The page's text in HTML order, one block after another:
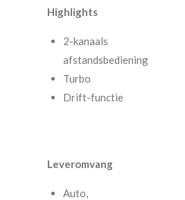
Highlights
2-kanaals
afstandsbediening
Turbo
Drift-functie
Leveromvang
Auto,